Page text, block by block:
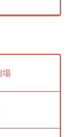
場